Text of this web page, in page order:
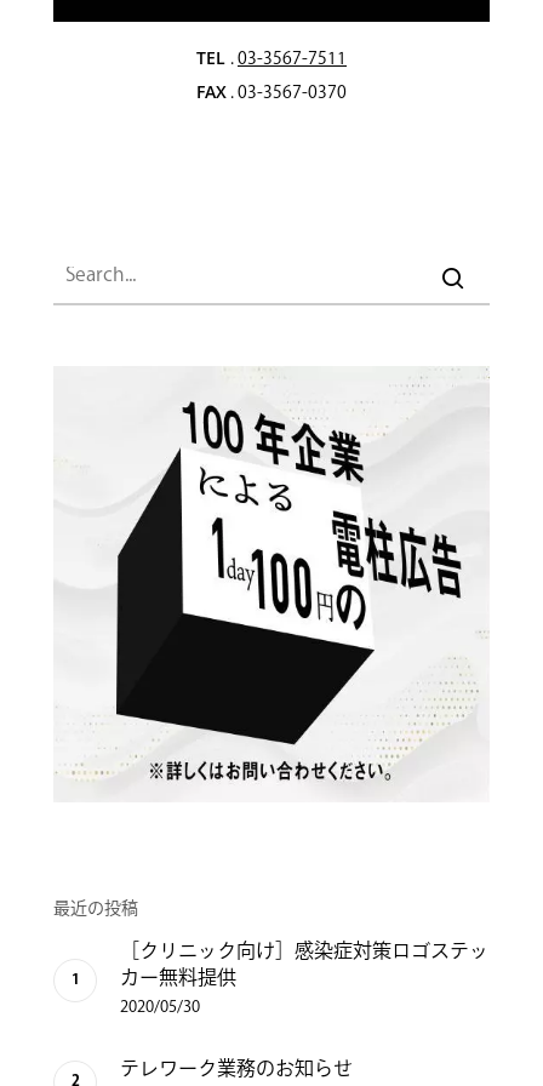
TEL . 03-3567-7511
FAX . 03-3567-0370
最近の投稿
［クリニック向け］感染症対策ロゴステッ
カー無料提供
2020/05/30
テレワーク業務のお知らせ